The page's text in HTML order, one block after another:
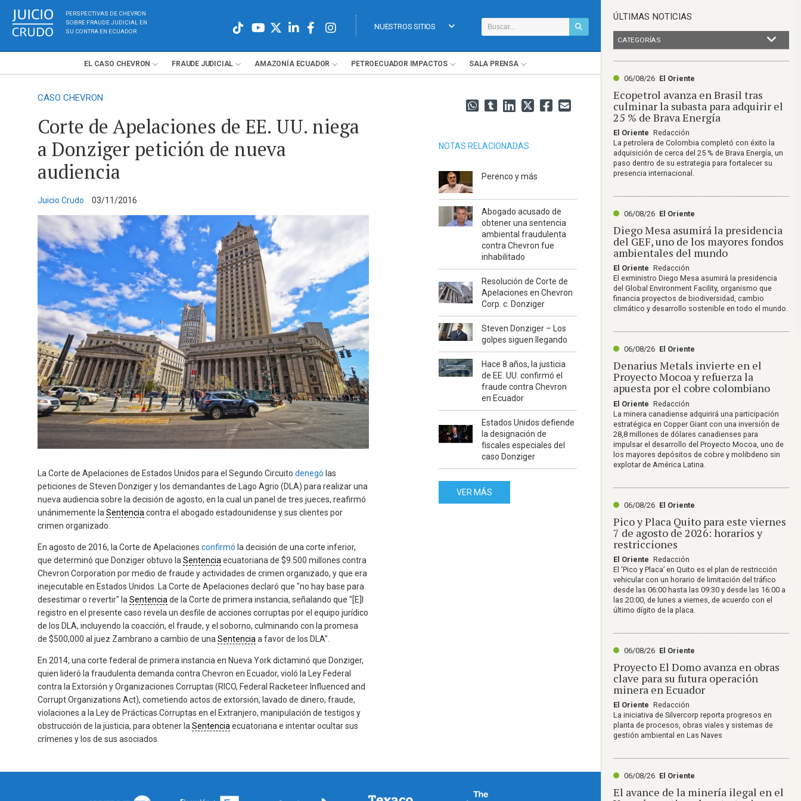
PERSPECTIVAS DE CHEVRON
SOBRE FRAUDE JUDICIAL EN
SU CONTRA EN ECUADOR
NUESTROS SITIOS
EL CASO CHEVRON FRAUDE JUDICIAL AMAZONÍA ECUADOR PETROECUADOR IMPACTOS SALA PRENSA
CASO CHEVRON
Corte de Apelaciones de EE. UU. niega
a Donziger petición de nueva
audiencia
Juicio Crudo 03/11/2016
La Corte de Apelaciones de Estados Unidos para el Segundo Circuitodenegó las
peticiones de Steven Donziger y los demandantes de Lago Agrio (DLA) para realizar una
nueva audiencia sobre la decisión de agosto, en la cual un panel de tres jueces, reafirmó
unánimemente laSentencia contra el abogado estadounidense y sus clientes por
crimen organizado.
En agosto de 2016, la Corte de Apelacionesconfirmó la decisión de una corte inferior,
que determinó que Donziger obtuvo laSentencia ecuatoriana de $9.500 millones contra
Chevron Corporation por medio de fraude y actividades de crimen organizado, y que era
inejecutable en Estados Unidos. La Corte de Apelaciones declaró que "no hay base para
desestimar o revertir" laSentencia de la Corte de primera instancia, señalando que "[E]l
registro en el presente caso revela un desfile de acciones corruptas por el equipo jurídico
de los DLA, incluyendo la coacción, el fraude, y el soborno, culminando con la promesa
de $500,000 al juez Zambrano a cambio de unaSentencia a favor de los DLA".
En 2014, una corte federal de primera instancia en Nueva York dictaminó que Donziger,
quien lideró la fraudulenta demanda contra Chevron en Ecuador, violó la Ley Federal
contra la Extorsión y Organizaciones Corruptas (RICO, Federal Racketeer Influenced and
Corrupt Organizations Act), cometiendo actos de extorsión, lavado de dinero, fraude,
violaciones a la Ley de Prácticas Corruptas en el Extranjero, manipulación de testigos y
obstrucción de la justicia, para obtener laSentencia ecuatoriana e intentar ocultar sus
crímenes y los de sus asociados.
NOTAS RELACIONADAS
Perenco y más
Abogado acusado de
obtener una sentencia
ambiental fraudulenta
contra Chevron fue
inhabilitado
Resolución de Corte de
Apelaciones en Chevron
Corp. c. Donziger
Steven Donziger – Los
golpes siguen llegando
Hace 8 años, la justicia
de EE. UU. confirmó el
fraude contra Chevron
en Ecuador
Estados Unidos defiende
la designación de
fiscales especiales del
caso Donziger
VER MÁS
ÚLTIMAS NOTICIAS
CATEGORÍAS
06/08/26 El Oriente
Ecopetrol avanza en Brasil tras
culminar la subasta para adquirir el
25 % de Brava Energía
El Oriente Redacción
La petrolera de Colombia completó con éxito la
adquisición de cerca del 25 % de Brava Energía, un
paso dentro de su estrategia para fortalecer su
presencia internacional.
06/08/26 El Oriente
Diego Mesa asumirá la presidencia
del GEF, uno de los mayores fondos
ambientales del mundo
El Oriente Redacción
El exministro Diego Mesa asumirá la presidencia
del Global Environment Facility, organismo que
financia proyectos de biodiversidad, cambio
climático y desarrollo sostenible en todo el mundo.
06/08/26 El Oriente
Denarius Metals invierte en el
Proyecto Mocoa y refuerza la
apuesta por el cobre colombiano
El Oriente Redacción
La minera canadiense adquirirá una participación
estratégica en Copper Giant con una inversión de
28,8 millones de dólares canadienses para
impulsar el desarrollo del Proyecto Mocoa, uno de
los mayores depósitos de cobre y molibdeno sin
explotar de América Latina.
06/08/26 El Oriente
Pico y Placa Quito para este viernes
7 de agosto de 2026: horarios y
restricciones
El Oriente Redacción
El ‘Pico y Placa’ en Quito es el plan de restricción
vehicular con un horario de limitación del tráfico
desde las 06:00 hasta las 09:30 y desde las 16:00 a
las 20:00, de lunes a viernes, de acuerdo con el
último dígito de la placa.
06/08/26 El Oriente
Proyecto El Domo avanza en obras
clave para su futura operación
minera en Ecuador
El Oriente Redacción
La iniciativa de Silvercorp reporta progresos en
planta de procesos, obras viales y sistemas de
gestión ambiental en Las Naves
06/08/26 El Oriente
El avance de la minería ilegal en el